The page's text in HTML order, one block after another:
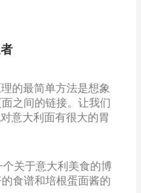
的最简单方法是想象
之间的链接。让我们
意大利面有很大的胃
关于意大利美食的博
食谱和培根蛋面酱的